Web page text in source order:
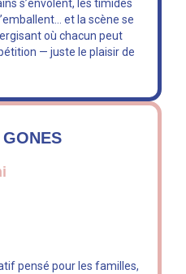
s’envolent, les timides
et la scène se
où chacun peut
— juste le plaisir de
pensé pour les familles,